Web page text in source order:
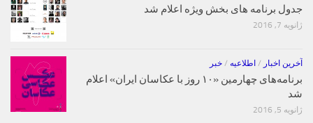
جدول برنامه های بخش ویژه اعلام شد
ژانویه 7, 2016
آخرین اخبار / اطلاعیه / خبر
برنامه‌های چهارمین «۱۰ روز با عکاسان ایران» اعلام
شد
ژانویه 5, 2016